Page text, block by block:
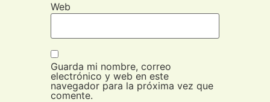
Web
Guarda mi nombre, correo
electrónico y web en este
navegador para la próxima vez que
comente.